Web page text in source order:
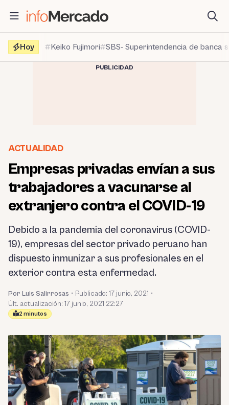
contenido
Hoy
Keiko Fujimori SBS- Superintendencia de banca
PUBLICIDAD
ACTUALIDAD
Empresas privadas envían a sus
trabajadores a vacunarse al
extranjero contra el COVID-19
Debido a la pandemia del coronavirus (COVID-
19), empresas del sector privado peruano han
dispuesto inmunizar a sus profesionales en el
exterior contra esta enfermedad.
Por Luis Salirrosas • Publicado: 17 junio, 2021 •
Últ. actualización: 17 junio, 2021 22:27
2 minutos